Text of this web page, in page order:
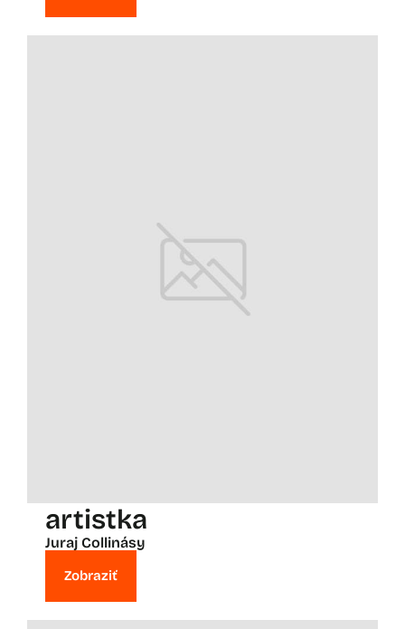
artistka
Juraj Collinásy
Zobraziť